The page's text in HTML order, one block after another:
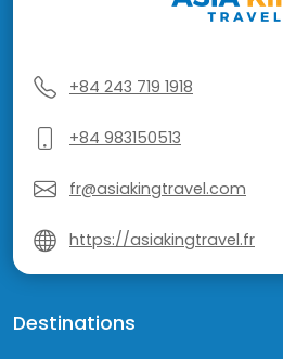
+84 243 719 1918
+84 983150513
fr@asiakingtravel.com
https://asiakingtravel.fr
Destinations